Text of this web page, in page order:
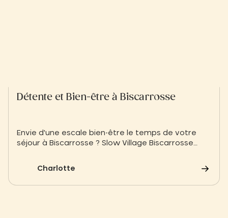
Détente et Bien-être à Biscarrosse
Envie d'une escale bien-être le temps de votre
séjour à Biscarrosse ? Slow Village Biscarrosse
détente
Charlotte